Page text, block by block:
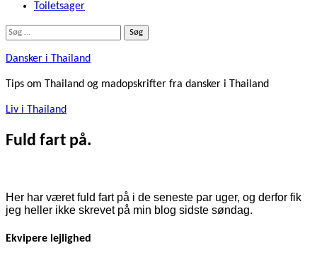
Toiletsager
Søg
Dansker i Thailand
Tips om Thailand og madopskrifter fra dansker i Thailand
Liv i Thailand
Fuld fart på.
Her har været fuld fart på i de seneste par uger, og derfor fik
jeg heller ikke skrevet på min blog sidste søndag.
Ekvipere lejlighed